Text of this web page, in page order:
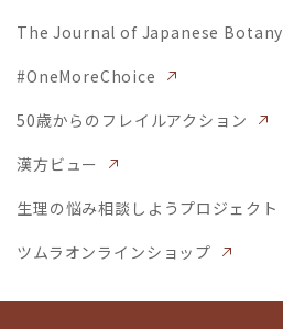
The Journal of Japanese Botany
#OneMoreChoice
50歳からのフレイルアクション
漢方ビュー
生理の悩み相談しようプロジェクト
ツムラオンラインショップ